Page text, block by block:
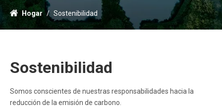
Hogar / Sostenibilidad
Sostenibilidad
Somos conscientes de nuestras responsabilidades hacia la
reducción de la emisión de carbono.